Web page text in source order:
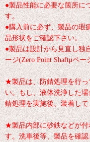
●製品性能に必要な箇所に
す。
●購入前に必ず、製品の
品形状をご確認下さい。
●製品は設計から見直し独
ージ(Zero Point Shaftμペ
★製品は、防錆処理を行っ
い。もし、液体洗浄した
錆処理を実施後、装着し
★製品内部に砂鉄などが付
す。洗車後等、製品を確